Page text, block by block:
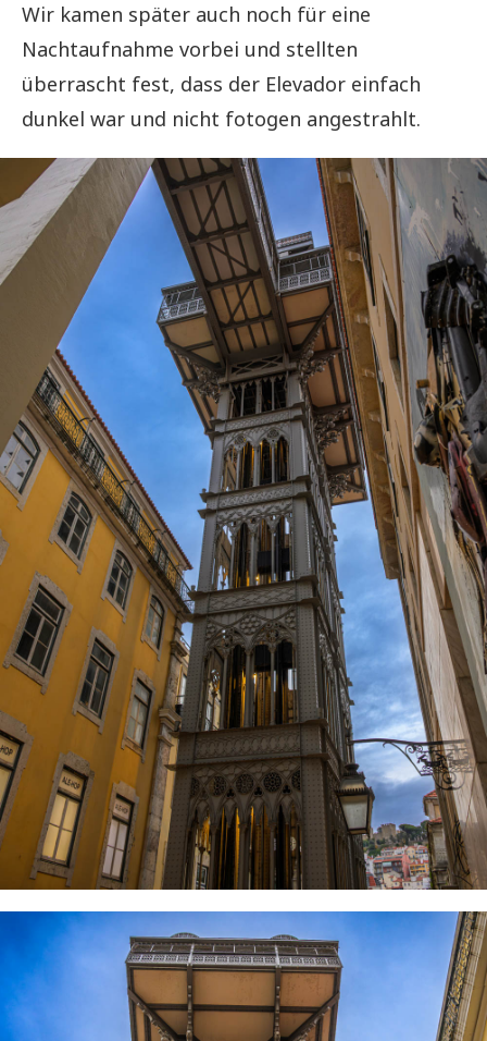
Wir kamen später auch noch für eine
Nachtaufnahme vorbei und stellten
überrascht fest, dass der Elevador einfach
dunkel war und nicht fotogen angestrahlt.